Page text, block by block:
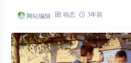
网站编辑 动态 3年前